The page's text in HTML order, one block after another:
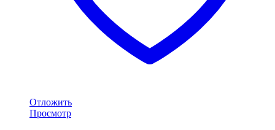
Отложить
Просмотр